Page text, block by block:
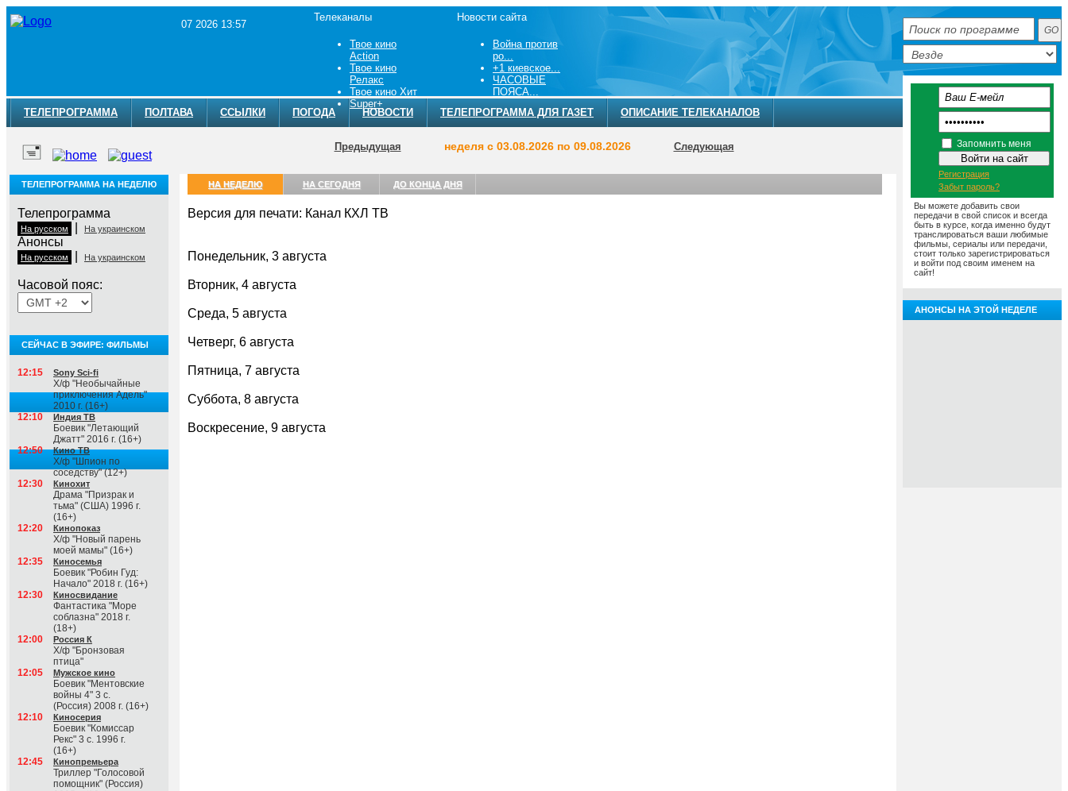
07 2026 13:57
Телеканалы
Твое кино
Action
Твое кино
Релакс
Твое кино Хит
Super+
Новости сайта
Война против
ро...
+1 киевское...
ЧАСОВЫЕ
ПОЯСА...
ТЕЛЕПРОГРАММА
ПОЛТАВА ССЫЛКИ ПОГОДА НОВОСТИ ТЕЛЕПРОГРАММА ДЛЯ ГАЗЕТ ОПИСАНИЕ ТЕЛЕКАНАЛОВ
Предыдущая неделя с 03.08.2026 по 09.08.2026 Следующая
ТЕЛЕПРОГРАММА НА НЕДЕЛЮ
Телепрограмма
На русском На украинском
Анонсы
На русском На украинском
Часовой пояс:
СЕЙЧАС В ЭФИРЕ: ФИЛЬМЫ
12:15 Sony Sci-fi
Х/ф "Необычайные
приключения Адель"
2010 г. (16+)
12:10
Индия ТВ
Боевик "Летающий
Джатт" 2016 г. (16+)
12:50
Кино ТВ
Х/ф "Шпион по
соседству" (12+)
12:30
Кинохит
Драма "Призрак и
тьма" (США) 1996 г.
(16+)
12:20
Кинопоказ
Х/ф "Новый парень
моей мамы" (16+)
12:35
Киносемья
Боевик "Робин Гуд:
Начало" 2018 г. (16+)
12:30
Киносвидание
Фантастика "Море
соблазна" 2018 г.
(18+)
12:00
Россия К
Х/ф "Бронзовая
птица"
12:05
Мужское кино
Боевик "Ментовские
войны 4" 3 с.
(Россия) 2008 г. (16+)
12:10
Киносерия
Боевик "Комиссар
Рекс" 3 с. 1996 г.
(16+)
12:45
Кинопремьера
Триллер "Голосовой
помощник" (Россия)
НА НЕДЕЛЮ НА СЕГОДНЯ ДО КОНЦА ДНЯ
Версия для печати: Канал КХЛ ТВ
Понедельник, 3 августа
Вторник, 4 августа
Среда, 5 августа
Четверг, 6 августа
Пятница, 7 августа
Суббота, 8 августа
Воскресение, 9 августа
Запомнить меня
Регистрация
Забыт пароль?
Вы можете добавить свои
передачи в свой список и всегда
быть в курсе, когда именно будут
транслироваться ваши любимые
фильмы, сериалы или передачи,
стоит только зарегистрироваться
и войти под своим именем на
сайт!
АНОНСЫ НА ЭТОЙ НЕДЕЛЕ